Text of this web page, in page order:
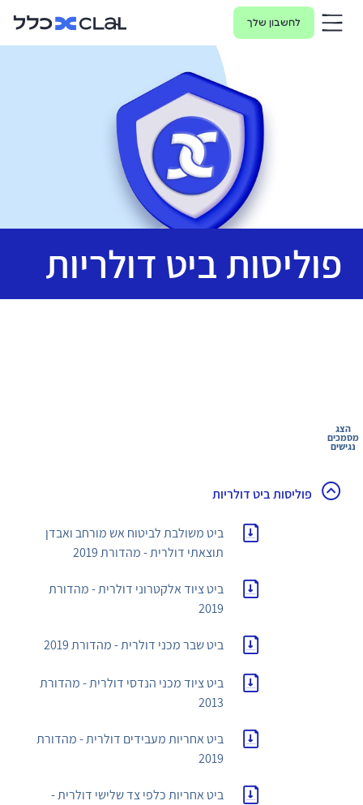
לחשבון שלך
פוליסות ביט דולריות
הצג
מסמכים
נגישים
פוליסות ביט דולריות
ביט משולבת לביטוח אש מורחב ואבדן
תוצאתי דולרית - מהדורת 2019
ביט ציוד אלקטרוני דולרית - מהדורת
2019
ביט שבר מכני דולרית - מהדורת 2019
ביט ציוד מכני הנדסי דולרית - מהדורת
2013
ביט אחריות מעבידים דולרית - מהדורת
2019
ביט אחריות כלפי צד שלישי דולרית -